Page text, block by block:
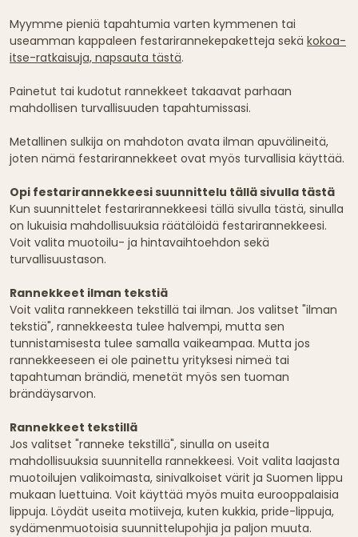
Myymme pieniä tapahtumia varten kymmenen tai
useamman kappaleen festarirannekepaketteja sekä kokoa-
itse-ratkaisuja, napsauta tästä.
Painetut tai kudotut rannekkeet takaavat parhaan
mahdollisen turvallisuuden tapahtumissasi.
Metallinen sulkija on mahdoton avata ilman apuvälineitä,
joten nämä festarirannekkeet ovat myös turvallisia käyttää.
Opi festarirannekkeesi suunnittelu tällä sivulla tästä
Kun suunnittelet festarirannekkeesi tällä sivulla tästä, sinulla
on lukuisia mahdollisuuksia räätälöidä festarirannekkeesi.
Voit valita muotoilu- ja hintavaihtoehdon sekä
turvallisuustason.
Rannekkeet ilman tekstiä
Voit valita rannekkeen tekstillä tai ilman. Jos valitset "ilman
tekstiä", rannekkeesta tulee halvempi, mutta sen
tunnistamisesta tulee samalla vaikeampaa. Mutta jos
rannekkeeseen ei ole painettu yrityksesi nimeä tai
tapahtuman brändiä, menetät myös sen tuoman
brändäysarvon.
Rannekkeet tekstillä
Jos valitset "ranneke tekstillä", sinulla on useita
mahdollisuuksia suunnitella rannekkeesi. Voit valita laajasta
muotoilujen valikoimasta, sinivalkoiset värit ja Suomen lippu
mukaan luettuina. Voit käyttää myös muita eurooppalaisia
lippuja. Löydät useita motiiveja, kuten kukkia, pride-lippuja,
sydämenmuotoisia suunnittelupohjia ja paljon muuta.